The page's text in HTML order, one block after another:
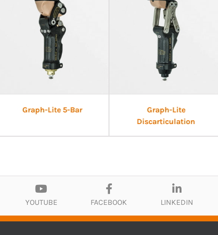
Graph-Lite 5-Bar
Graph-Lite
Discarticulation
YOUTUBE FACEBOOK LINKEDIN